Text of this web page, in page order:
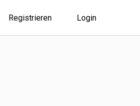
Registrieren Login